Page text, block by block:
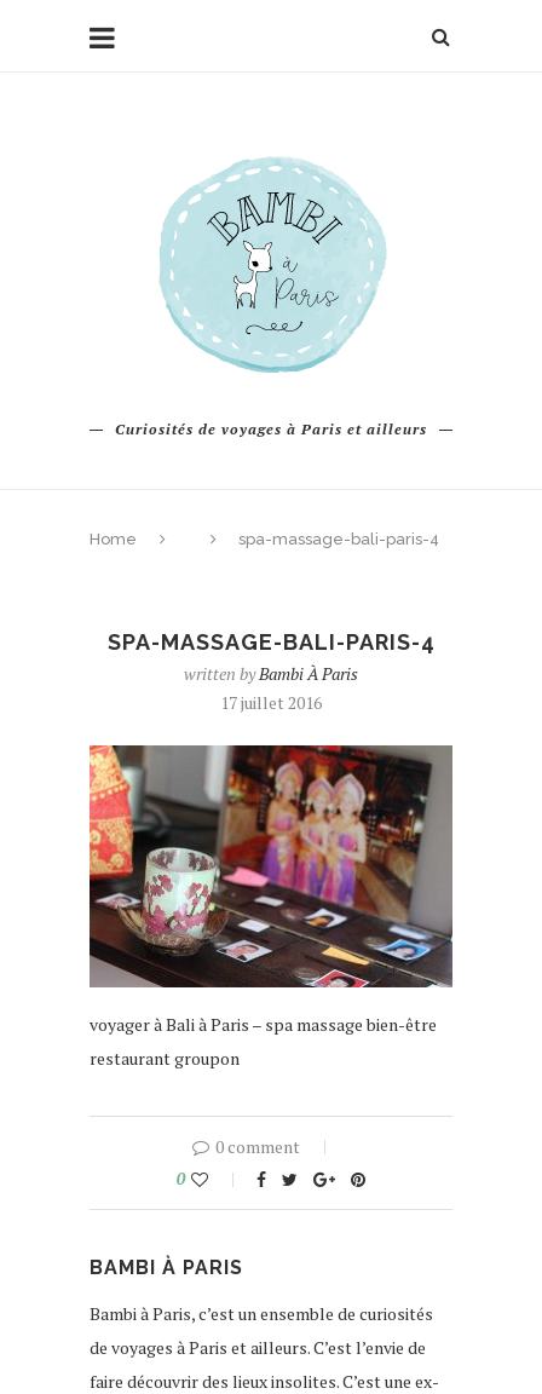
Curiosités de voyages à Paris et ailleurs
Home spa-massage-bali-paris-4
SPA-MASSAGE-BALI-PARIS-4
written byBambi À Paris
17 juillet 2016
voyager à Bali à Paris – spa massage bien-être
restaurant groupon
0 comment
0
BAMBI À PARIS
Bambi à Paris, c’est un ensemble de curiosités
de voyages à Paris et ailleurs. C’est l’envie de
faire découvrir des lieux insolites. C’est une ex-